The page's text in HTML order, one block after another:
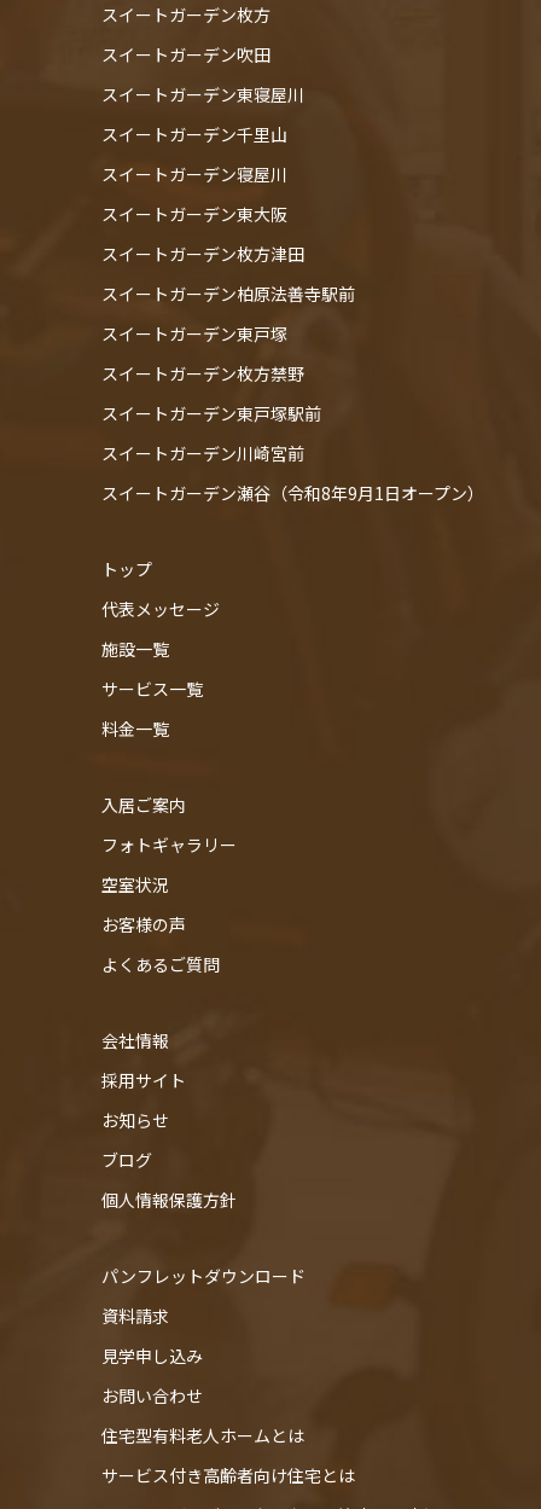
スイートガーデン枚方
スイートガーデン吹田
スイートガーデン東寝屋川
スイートガーデン千里山
スイートガーデン寝屋川
スイートガーデン東大阪
スイートガーデン枚方津田
スイートガーデン柏原法善寺駅前
スイートガーデン東戸塚
スイートガーデン枚方禁野
スイートガーデン東戸塚駅前
スイートガーデン川崎宮前
スイートガーデン瀬谷（令和8年9月1日オープン）
トップ
代表メッセージ
施設一覧
サービス一覧
料金一覧
入居ご案内
フォトギャラリー
空室状況
お客様の声
よくあるご質問
会社情報
採用サイト
お知らせ
ブログ
個人情報保護方針
パンフレットダウンロード
資料請求
見学申し込み
お問い合わせ
住宅型有料老人ホームとは
サービス付き高齢者向け住宅とは